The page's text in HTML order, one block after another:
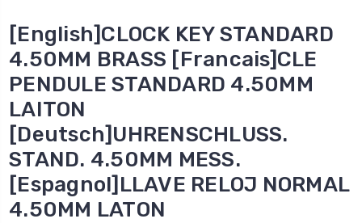
[English]CLOCK KEY STANDARD
4.50MM BRASS [Francais]CLE
PENDULE STANDARD 4.50MM
LAITON
[Deutsch]UHRENSCHLUSS.
STAND. 4.50MM MESS.
[Espagnol]LLAVE RELOJ NORMAL
4.50MM LATON